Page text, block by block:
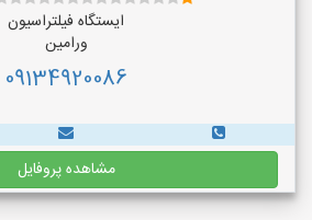
ایستگاه فیلتراسیون
ورامین
09134920086
مشاهده پروفایل